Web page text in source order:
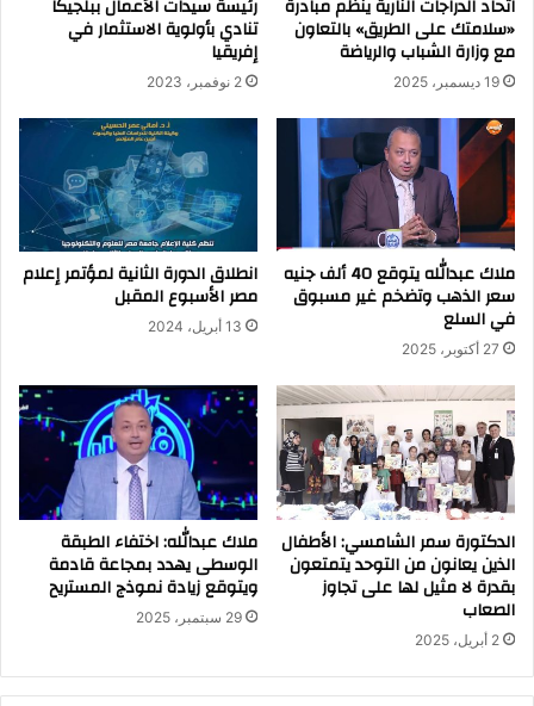
اتحاد الدراجات النارية ينظم مبادرة
«سلامتك على الطريق» بالتعاون
مع وزارة الشباب والرياضة
19 ديسمبر، 2025
رئيسة سيدات الأعمال ببلجيكا
تنادي بأولوية الاستثمار في
إفريقيا
2 نوفمبر، 2023
ملاك عبدالله يتوقع 40 ألف جنيه
سعر الذهب وتضخم غير مسبوق
في السلع
27 أكتوبر، 2025
انطلاق الدورة الثانية لمؤتمر إعلام
مصر الأسبوع المقبل
13 أبريل، 2024
الدكتورة سمر الشامسي: الأطفال
الذين يعانون من التوحد يتمتعون
بقدرة لا مثيل لها على تجاوز
الصعاب
2 أبريل، 2025
ملاك عبدالله: اختفاء الطبقة
الوسطى يهدد بمجاعة قادمة
ويتوقع زيادة نموذج المستريح
29 سبتمبر، 2025